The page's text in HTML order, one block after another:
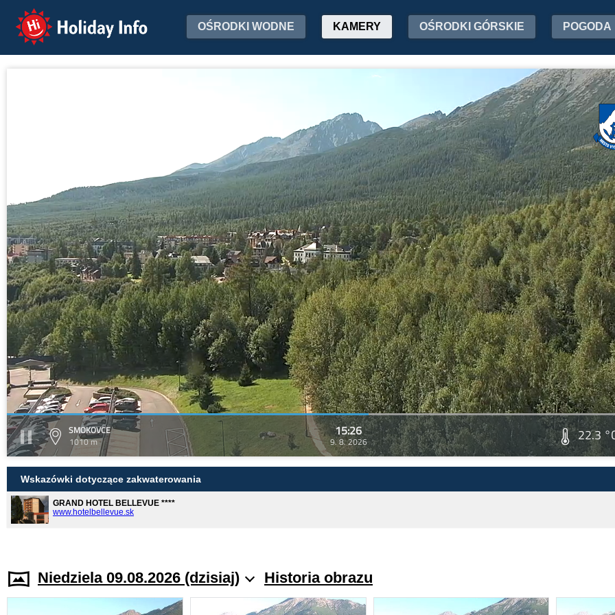
Holiday Info OŚRODKI WODNE KAMERY OŚRODKI GÓRSKIE POGODA
SMOKOVCE
1010 m
15:26
9. 8. 2026 22.3
Wskazówki dotyczące zakwaterowania
GRAND HOTEL BELLEVUE ****
www.hotelbellevue.sk
Niedziela 09.08.2026 (dzisiaj) Historia obrazu